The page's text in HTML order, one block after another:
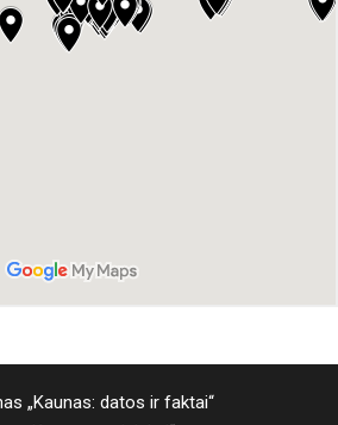
„Kaunas: datos ir faktai“